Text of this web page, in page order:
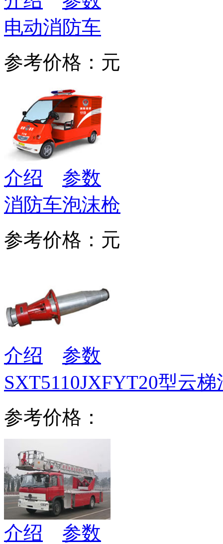
电动消防车
参考价格：元
介绍
参数
消防车泡沫枪
参考价格：元
介绍
参数
SXT5110JXFYT20型云
参考价格：
介绍
参数